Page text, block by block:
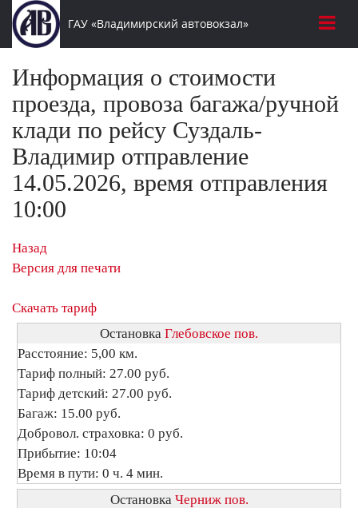
ГАУ «Владимирский автовокзал»
Информация о стоимости
проезда, провоза багажа/ручной
клади по рейсу Суздаль-
Владимир отправление
14.05.2026, время отправления
10:00
Назад
Версия для печати
Скачать тариф
Остановка Глебовское пов.
Расстояние: 5,00 км.
Тариф полный: 27.00 руб.
Тариф детский: 27.00 руб.
Багаж: 15.00 руб.
Добровол. страховка: 0 руб.
Прибытие: 10:04
Время в пути: 0 ч. 4 мин.
Остановка Черниж пов.